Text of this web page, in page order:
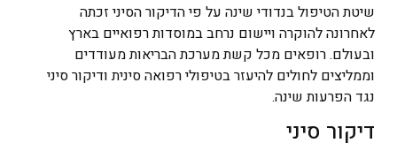
שיטת הטיפול בנדודי שינה על פי הדיקור הסיני זכתה
לאחרונה להוקרה ויישום נרחב במוסדות רפואיים בארץ
ובעולם. רופאים מכל קשת מערכת הבריאות מעודדים
וממליצים לחולים להיעזר בטיפולי רפואה סינית ודיקור סיני
נגד הפרעות שינה.
דיקור סיני